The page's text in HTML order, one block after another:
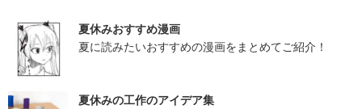
夏休みおすすめ漫画
夏に読みたいおすすめの漫画をまとめてご紹介！
夏休みの工作のアイデア集